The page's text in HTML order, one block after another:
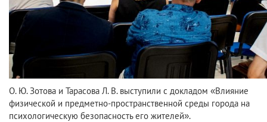
О. Ю. Зотова и Тарасова Л. В. выступили с докладом «Влияние
физической и предметно-пространственной среды города на
психологическую безопасность его жителей».